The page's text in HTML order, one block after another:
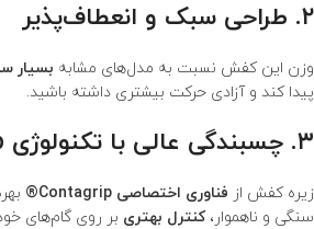
۲. طراحی سبک و انعطاف‌پذیر
وزن این کفش نسبت به مدل‌های مشابه بسیار
پیدا کند و آزادی حرکت بیشتری داشته باشید.
۳. چسبندگی عالی با تکنولوژی Contagrip®
زیره کفش از فناوری اختصاصی Contagrip®
سنگی و ناهموار،کنترل بهتری بر روی گام‌های